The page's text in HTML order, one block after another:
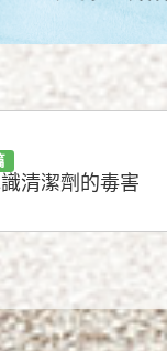
清潔劑的毒害